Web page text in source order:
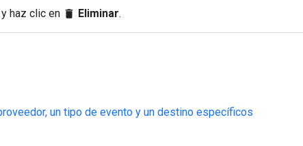
haz clic en delete Eliminar.
un tipo de evento y un destino específicos